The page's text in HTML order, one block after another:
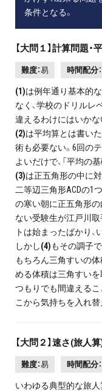
条件となる。
【大問１】計算問題
難度：易 時間配分：
(1)は例年通り基本的
なく、学校のドリル
違えるわけにはいかな
(2)は平均算とは書い
術も必要ない。6回の
よいだけで、「平均の
(3)は正五角形の中に
二等辺三角形ACDの1
の寒い朝に正五角形
ない受験生が江戸川
トは始まったばかり、
しかし(4)もその調子
もちろん三角すいの
める体積は三角すいを
つもりでも間違えるこ
こから気持ちを入れ替
【大問２】速さ(旅人
難度：易 時間配分：
いわゆる典型的な旅